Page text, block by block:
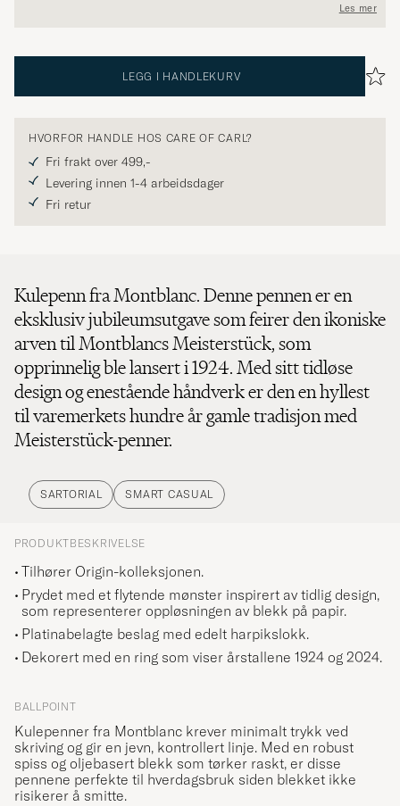
Les mer
LEGG I HANDLEKURV
HVORFOR HANDLE HOS CARE OF CARL?
Fri frakt over 499,-
Levering innen 1-4 arbeidsdager
Fri retur
Kulepenn fra Montblanc. Denne pennen er en
eksklusiv jubileumsutgave som feirer den ikoniske
arven til Montblancs Meisterstück, som
opprinnelig ble lansert i 1924. Med sitt tidløse
design og enestående håndverk er den en hyllest
til varemerkets hundre år gamle tradisjon med
Meisterstück-penner.
SARTORIAL SMART CASUAL
PRODUKTBESKRIVELSE
Tilhører Origin-kolleksjonen.
Prydet med et flytende mønster inspirert av tidlig design,
som representerer oppløsningen av blekk på papir.
Platinabelagte beslag med edelt harpikslokk.
Dekorert med en ring som viser årstallene 1924 og 2024.
BALLPOINT
Kulepenner fra Montblanc krever minimalt trykk ved
skriving og gir en jevn, kontrollert linje. Med en robust
spiss og oljebasert blekk som tørker raskt, er disse
pennene perfekte til hverdagsbruk siden blekket ikke
risikerer å smitte.